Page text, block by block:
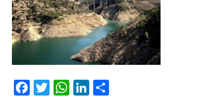
Fa T W Li